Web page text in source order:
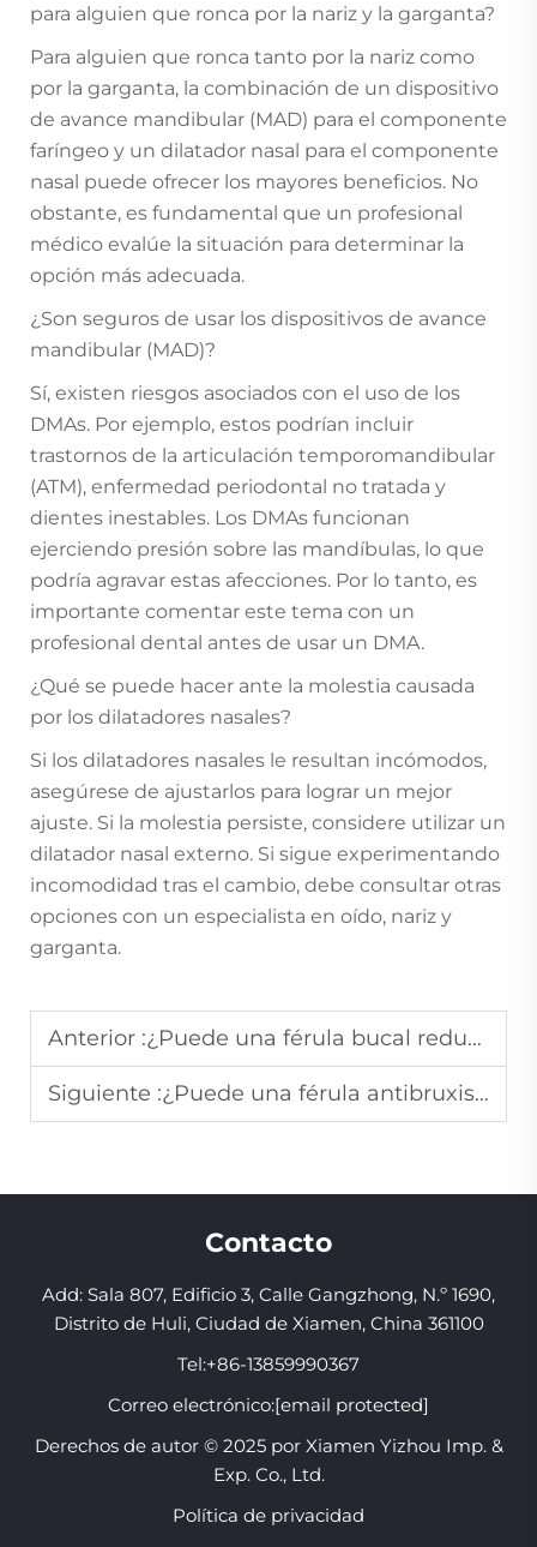
para alguien que ronca por la nariz y la garganta?
Para alguien que ronca tanto por la nariz como
por la garganta, la combinación de un dispositivo
de avance mandibular (MAD) para el componente
faríngeo y un dilatador nasal para el componente
nasal puede ofrecer los mayores beneficios. No
obstante, es fundamental que un profesional
médico evalúe la situación para determinar la
opción más adecuada.
¿Son seguros de usar los dispositivos de avance
mandibular (MAD)?
Sí, existen riesgos asociados con el uso de los
DMAs. Por ejemplo, estos podrían incluir
trastornos de la articulación temporomandibular
(ATM), enfermedad periodontal no tratada y
dientes inestables. Los DMAs funcionan
ejerciendo presión sobre las mandíbulas, lo que
podría agravar estas afecciones. Por lo tanto, es
importante comentar este tema con un
profesional dental antes de usar un DMA.
¿Qué se puede hacer ante la molestia causada
por los dilatadores nasales?
Si los dilatadores nasales le resultan incómodos,
asegúrese de ajustarlos para lograr un mejor
ajuste. Si la molestia persiste, considere utilizar un
dilatador nasal externo. Si sigue experimentando
incomodidad tras el cambio, debe consultar otras
opciones con un especialista en oído, nariz y
garganta.
Anterior :¿Puede una férula bucal reducir el riesgo de lesiones orales durante actividades físicas?
Siguiente :¿Puede una férula antibruxismo ayudar a reducir el dolor mandibular causado por el rechinamiento de dientes?
Contacto
Add: Sala 807, Edificio 3, Calle Gangzhong, N.º 1690,
Distrito de Huli, Ciudad de Xiamen, China 361100
Tel:+86-13859990367
Correo electrónico:[email protected]
Derechos de autor © 2025 por Xiamen Yizhou Imp. &
Exp. Co., Ltd.
Política de privacidad